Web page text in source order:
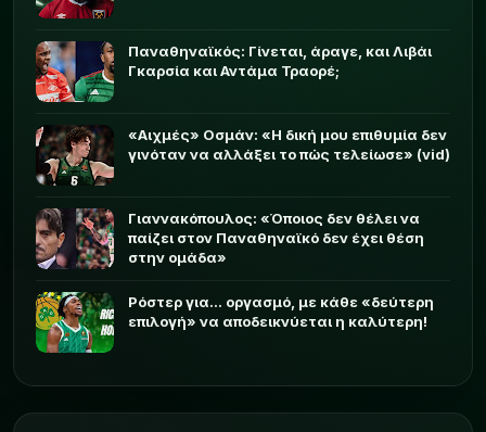
Παναθηναϊκός: Γίνεται, άραγε, και Λιβάι
Γκαρσία και Αντάμα Τραορέ;
«Αιχμές» Οσμάν: «Η δική μου επιθυμία δεν
γινόταν να αλλάξει το πώς τελείωσε» (vid)
Γιαννακόπουλος: «Όποιος δεν θέλει να
παίζει στον Παναθηναϊκό δεν έχει θέση
στην ομάδα»
Ρόστερ για... οργασμό, με κάθε «δεύτερη
επιλογή» να αποδεικνύεται η καλύτερη!